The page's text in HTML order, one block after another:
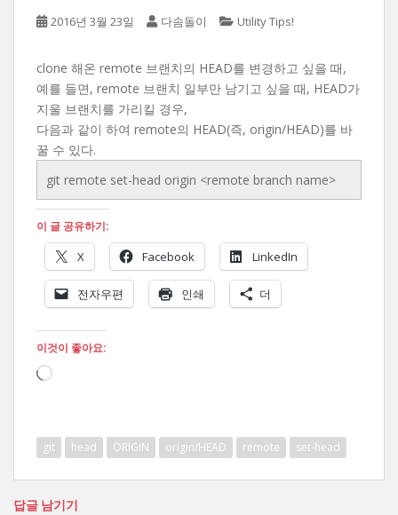
2016년 3월 23일 다솜돌이 Utility Tips!
clone 해온 remote 브랜치의 HEAD를 변경하고 싶을 때,
예를 들면, remote 브랜치 일부만 남기고 싶을 때, HEAD가
지울 브랜치를 가리킬 경우,
다음과 같이 하여 remote의 HEAD(즉, origin/HEAD)를 바
꿀 수 있다.
git remote set-head origin <remote branch name>
이 글 공유하기:
X Facebook LinkedIn
전자우편 인쇄 더
이것이 좋아요:
로
git head ORIGIN origin/HEAD remote set-head
답글 남기기